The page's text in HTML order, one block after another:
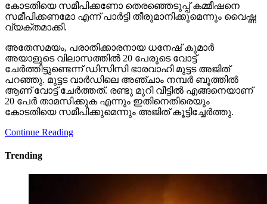
കോടതിയെ സമീപിക്കണോ തെരഞ്ഞെടുപ്പ് കമ്മീഷനെ
സമീപിക്കണമോ എന്ന് പാര്‍ട്ടി തീരുമാനിക്കുമെന്നും വൈഷ്ണ
വ്യക്തമാക്കി.
അതേസമയം, പരാതിക്കാരനായ ധനേഷ് കുമാര്‍
അയാളുടെ വിലാസത്തില്‍ 20 പേരുടെ വോട്ട്
ചേര്‍ത്തിട്ടുണ്ടെന്ന് ഡിസിസി ഭാരവാഹി മുട്ടട അജിത്
പറഞ്ഞു. മുട്ടട വാര്‍ഡിലെ അഞ്ചാം നമ്പര്‍ ബൂത്തില്‍
ആണ് വോട്ട് ചേര്‍ത്തത്. രണ്ടു മുറി വീട്ടില്‍ എങ്ങനെയാണ്
20 പേര്‍ താമസിക്കുക എന്നും ഇതിനെതിരെയും
കോടതിയെ സമീപിക്കുമെന്നും അജിത് കൂട്ടിച്ചേര്‍ത്തു.
Continue Reading
Trending